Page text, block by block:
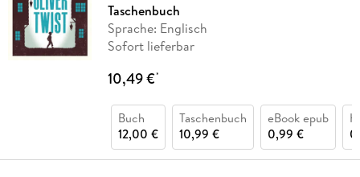
Taschenbuch
Sprache: Englisch
Sofort lieferbar
10,49 €*
Buch
12,00 €
Taschenbuch
10,99 €
eBook epub
0,99 €